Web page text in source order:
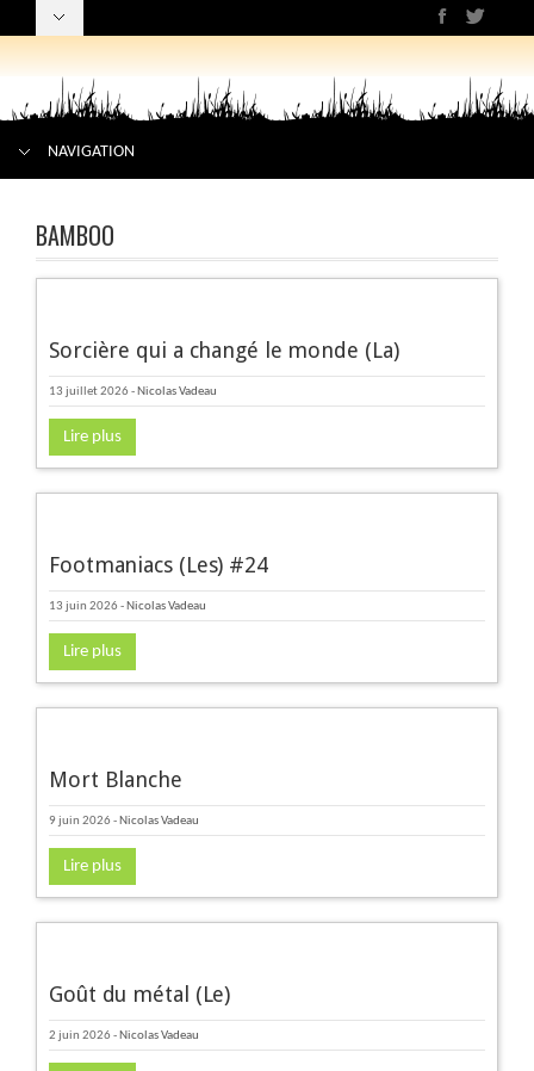
NAVIGATION
BAMBOO
Sorcière qui a changé le monde (La)
13 juillet 2026 - Nicolas Vadeau
Lire plus
Footmaniacs (Les) #24
13 juin 2026 - Nicolas Vadeau
Lire plus
Mort Blanche
9 juin 2026 - Nicolas Vadeau
Lire plus
Goût du métal (Le)
2 juin 2026 - Nicolas Vadeau